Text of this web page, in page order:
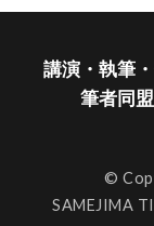
講演・執筆
筆者同盟
©
SAMEJIMA